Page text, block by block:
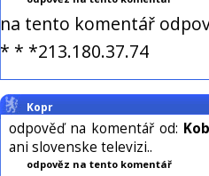
na tento komentář
* * *213.180.37.74
Kopr
odpověď na komentář od:
ani slovenske televizi..
odpověz na tento komentář